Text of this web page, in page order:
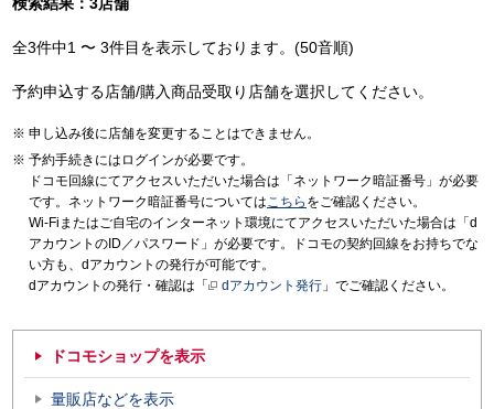
全3件中1 〜 3件目を表示しております。(50音順)
予約申込する店舗/購入商品受取り店舗を選択してください。
申し込み後に店舗を変更することはできません。
予約手続きにはログインが必要です。
ドコモ回線にてアクセスいただいた場合は「ネットワーク暗証番号」が必要
です。ネットワーク暗証番号についてはこちら をご確認ください。
Wi-Fiまたはご自宅のインターネット環境にてアクセスいただいた場合は「d
アカウントのID／パスワード」が必要です。ドコモの契約回線をお持ちでな
い方も、dアカウントの発行が可能です。
dアカウントの発行・確認は「
dアカウント発行 」でご確認ください。
ドコモショップを表示
量販店などを表示